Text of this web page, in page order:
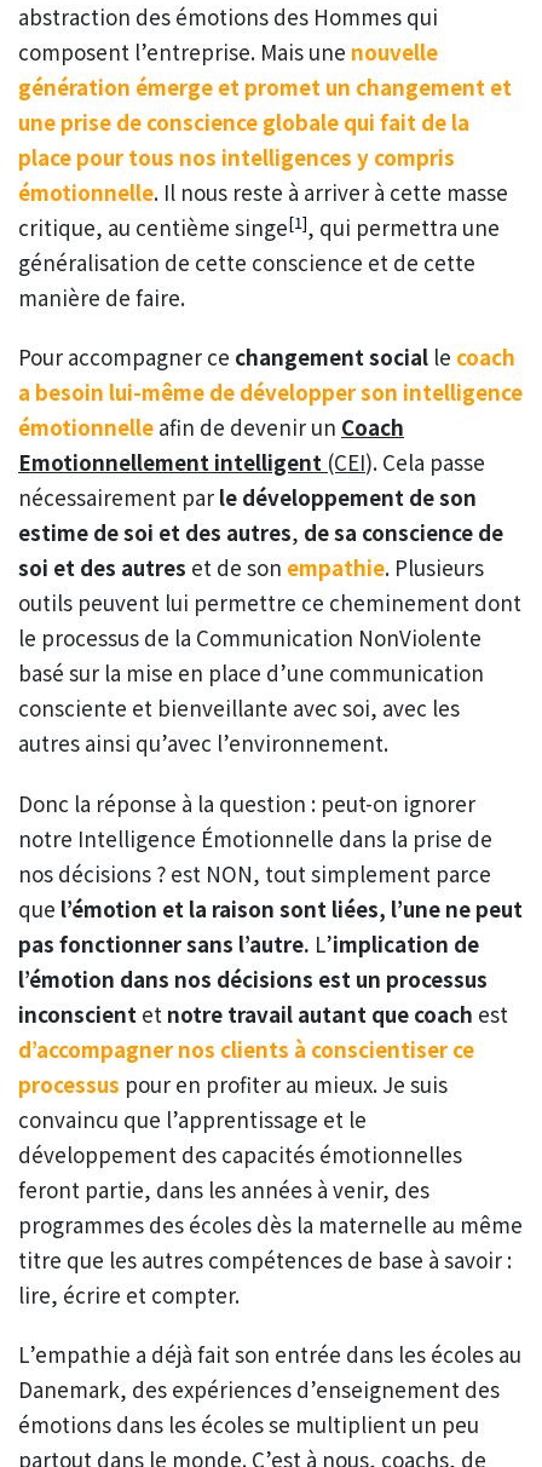
abstraction des émotions des Hommes qui
composent l’entreprise. Mais une nouvelle
génération émerge et promet un changement et
une prise de conscience globale qui fait de la
place pour tous nos intelligences y compris
émotionnelle. Il nous reste à arriver à cette masse
critique, au centième singe[1], qui permettra une
généralisation de cette conscience et de cette
manière de faire.
Pour accompagner ce changement social le coach
a besoin lui-même de développer son intelligence
émotionnelle afin de devenir un Coach
Emotionnellement intelligent (CEI). Cela passe
nécessairement par le développement de son
estime de soi et des autres, de sa conscience de
soi et des autres et de son empathie. Plusieurs
outils peuvent lui permettre ce cheminement dont
le processus de la Communication NonViolente
basé sur la mise en place d’une communication
consciente et bienveillante avec soi, avec les
autres ainsi qu’avec l’environnement.
Donc la réponse à la question : peut-on ignorer
notre Intelligence Émotionnelle dans la prise de
nos décisions ? est NON, tout simplement parce
que l’émotion et la raison sont liées, l’une ne peut
pas fonctionner sans l’autre. L’implication de
l’émotion dans nos décisions est un processus
inconscient et notre travail autant que coach est
d’accompagner nos clients à conscientiser ce
processus pour en profiter au mieux. Je suis
convaincu que l’apprentissage et le
développement des capacités émotionnelles
feront partie, dans les années à venir, des
programmes des écoles dès la maternelle au même
titre que les autres compétences de base à savoir :
lire, écrire et compter.
L’empathie a déjà fait son entrée dans les écoles au
Danemark, des expériences d’enseignement des
émotions dans les écoles se multiplient un peu
partout dans le monde. C’est à nous, coachs, de